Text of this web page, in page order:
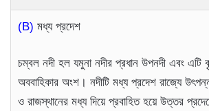
(B) মধ্য প্রদেশ
চম্বল নদী হল যমুনা নদীর প্রধান উপনদী এবং এটি
অববাহিকার অংশ। নদীটি মধ্য প্রদেশ রাজ্যে
ও রাজস্থানের মধ্য দিয়ে প্রবাহিত হয়ে উত্তর